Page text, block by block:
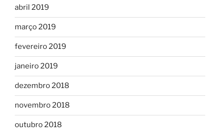
abril 2019
março 2019
fevereiro 2019
janeiro 2019
dezembro 2018
novembro 2018
outubro 2018